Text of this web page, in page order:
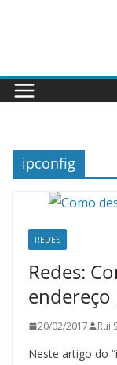
ipconfig
REDES
Redes:
endereço
20/02/2017 Rui
Neste artigo do